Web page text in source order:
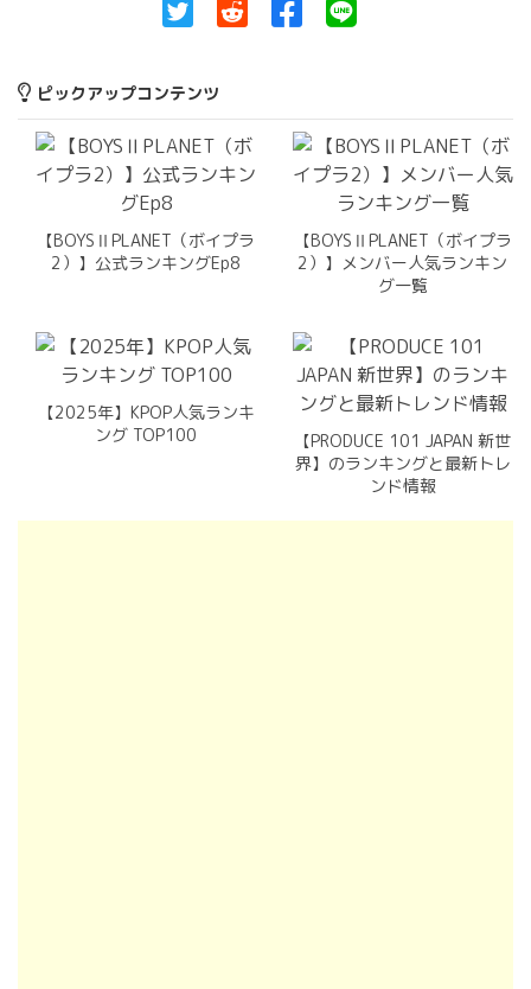
ピックアップコンテンツ
【BOYSⅡPLANET（ボイプラ
2）】公式ランキングEp8
【BOYSⅡPLANET（ボイプラ
2）】メンバー人気ランキン
グ一覧
【2025年】KPOP人気ランキ
ング TOP100
【PRODUCE 101 JAPAN 新世
界】のランキングと最新トレ
ンド情報